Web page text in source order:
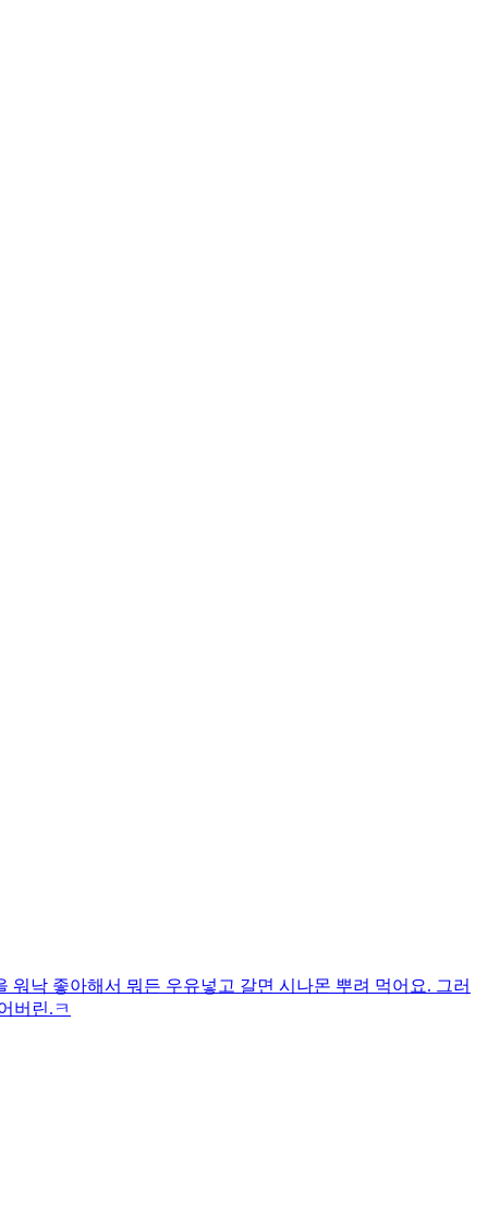
낙 좋아해서 뭐든 우유넣고 갈면 시나몬 뿌려 먹어요. 그러
버린.ㅋ